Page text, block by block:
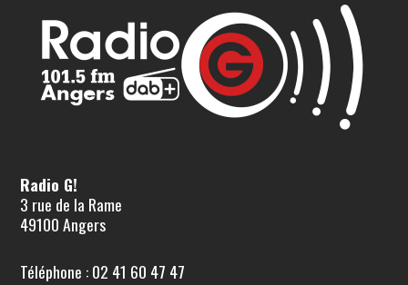
Radio G!
3 rue de la Rame
49100 Angers
Téléphone : 02 41 60 47 47